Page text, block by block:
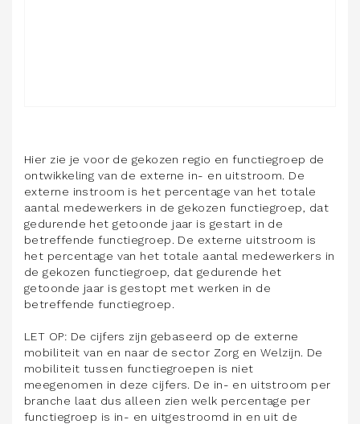
Hier zie je voor de gekozen regio en functiegroep de
ontwikkeling van de externe in- en uitstroom. De
externe instroom is het percentage van het totale
aantal medewerkers in de gekozen functiegroep, dat
gedurende het getoonde jaar is gestart in de
betreffende functiegroep. De externe uitstroom is
het percentage van het totale aantal medewerkers in
de gekozen functiegroep, dat gedurende het
getoonde jaar is gestopt met werken in de
betreffende functiegroep.
LET OP: De cijfers zijn gebaseerd op de externe
mobiliteit van en naar de sector Zorg en Welzijn. De
mobiliteit tussen functiegroepen is niet
meegenomen in deze cijfers. De in- en uitstroom per
branche laat dus alleen zien welk percentage per
functiegroep is in- en uitgestroomd in en uit de